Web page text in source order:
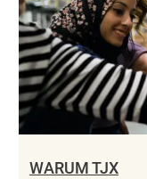
WARUM TJX